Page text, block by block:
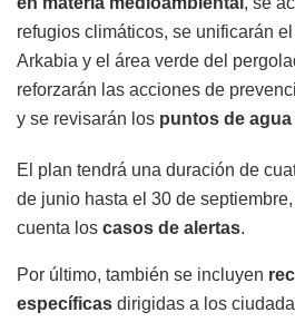
refugios climáticos, se unificarán
Arkabia y el área verde del
reforzarán las acciones de
y se revisarán los puntos de
El plan tendrá una duración de
de junio hasta el 30 de
cuenta los casos de alertas.
Por último, también se incluyen
específicas dirigidas a los